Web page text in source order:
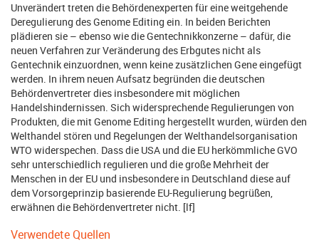
Unverändert treten die Behördenexperten für eine weitgehende
Deregulierung des Genome Editing ein. In beiden Berichten
plädieren sie – ebenso wie die Gentechnikkonzerne – dafür, die
neuen Verfahren zur Veränderung des Erbgutes nicht als
Gentechnik einzuordnen, wenn keine zusätzlichen Gene eingefügt
werden. In ihrem neuen Aufsatz begründen die deutschen
Behördenvertreter dies insbesondere mit möglichen
Handelshindernissen. Sich widersprechende Regulierungen von
Produkten, die mit Genome Editing hergestellt wurden, würden den
Welthandel stören und Regelungen der Welthandelsorganisation
WTO widerspechen. Dass die USA und die EU herkömmliche GVO
sehr unterschiedlich regulieren und die große Mehrheit der
Menschen in der EU und insbesondere in Deutschland diese auf
dem Vorsorgeprinzip basierende EU-Regulierung begrüßen,
erwähnen die Behördenvertreter nicht. [lf]
Verwendete Quellen